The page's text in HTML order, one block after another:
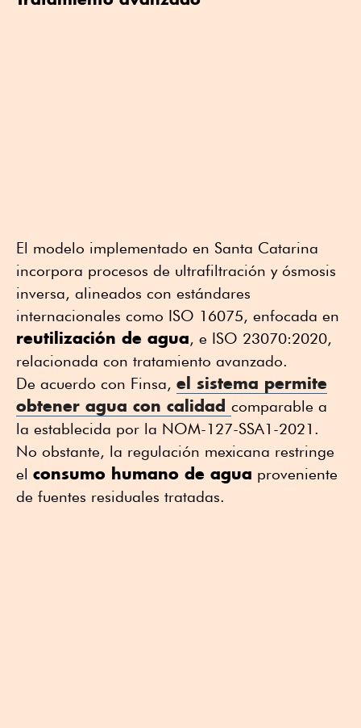
El modelo implementado en Santa Catarina
incorpora procesos de ultrafiltración y ósmosis
inversa, alineados con estándares
internacionales como ISO 16075, enfocada en
reutilización de agua, e ISO 23070:2020,
relacionada con tratamiento avanzado.
De acuerdo con Finsa, el sistema permite
obtener agua con calidad comparable a
la establecida por la NOM-127-SSA1-2021.
No obstante, la regulación mexicana restringe
el consumo humano de agua proveniente
de fuentes residuales tratadas.